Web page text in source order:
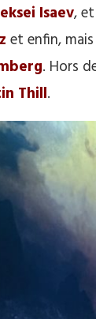
Isaev,
et enfin,
. Hors
Thill.